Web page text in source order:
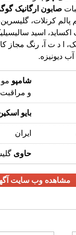
صابون ارگانیک
پالم کرنلات،
اکساید، اسید
ا د ت آ، رنگ
دیونیزه.
شامپو
و
بایو
ایران
حاوی
مشاهده وب سایت